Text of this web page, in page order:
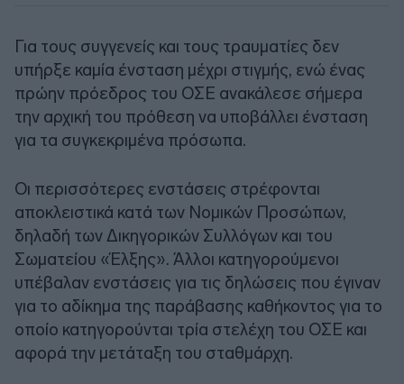
Για τους συγγενείς και τους τραυματίες δεν
υπήρξε καμία ένσταση μέχρι στιγμής, ενώ ένας
πρώην πρόεδρος του ΟΣΕ ανακάλεσε σήμερα
την αρχική του πρόθεση να υποβάλλει ένσταση
για τα συγκεκριμένα πρόσωπα.
Οι περισσότερες ενστάσεις στρέφονται
αποκλειστικά κατά των Νομικών Προσώπων,
δηλαδή των Δικηγορικών Συλλόγων και του
Σωματείου «Έλξης». Άλλοι κατηγορούμενοι
υπέβαλαν ενστάσεις για τις δηλώσεις που έγιναν
για το αδίκημα της παράβασης καθήκοντος για το
οποίο κατηγορούνται τρία στελέχη του ΟΣΕ και
αφορά την μετάταξη του σταθμάρχη.